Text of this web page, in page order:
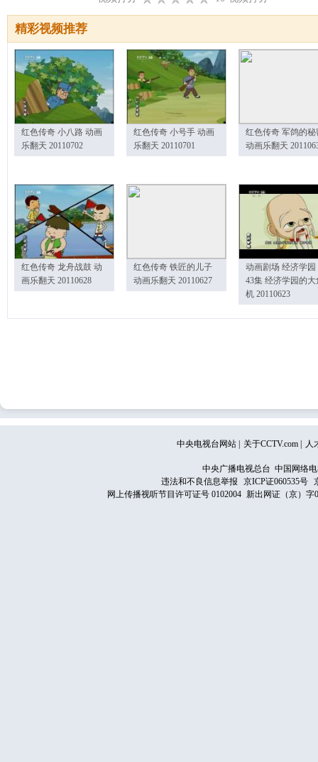
精彩视频推荐
红色传奇 小八路 动画
乐翻天 20110702
红色传奇 小号手 动画
乐翻天 20110701
红色传奇 军鸽的秘
动画乐翻天
红色传奇 龙舟战鼓 动
画乐翻天 20110628
红色传奇 铁匠的儿子
动画乐翻天 20110627
动画剧场 经济学园
43集 经济学园的大
机 20110623
中央电视台网站 关于CCTV.com 人
中央广播电视总台 中国网络
违法和不良信息举报
京ICP证060535号
网上传播视听节目许可证号 0102004 新出网证（京）